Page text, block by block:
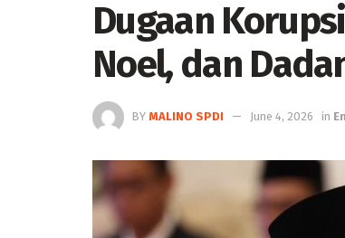
Dugaan
Noel, dan
BY MALINO SPDI June 4, 2026 in